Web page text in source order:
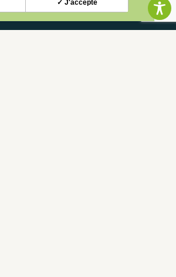
✓ J'accepte